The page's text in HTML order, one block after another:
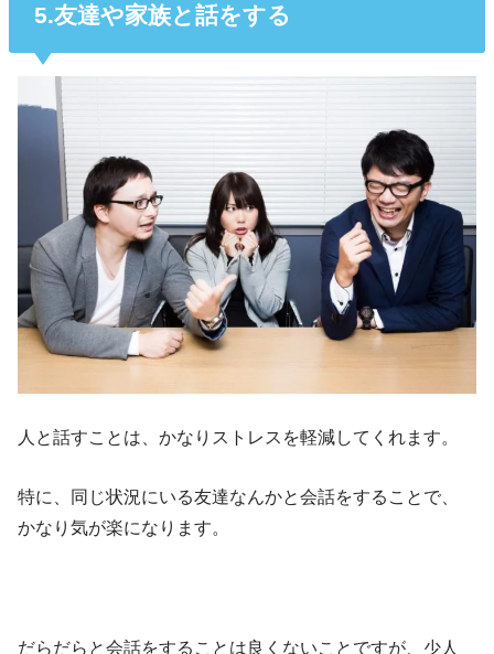
5.友達や家族と話をする
人と話すことは、かなりストレスを軽減してくれます。
特に、同じ状況にいる友達なんかと会話をすることで、
かなり気が楽になります。
だらだらと会話をすることは良くないことですが、少人